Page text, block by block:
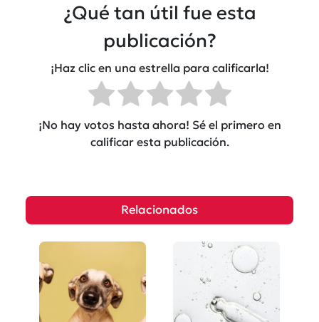
¿Qué tan útil fue esta
publicación?
¡Haz clic en una estrella para calificarla!
¡No hay votos hasta ahora! Sé el primero en
calificar esta publicación.
Relacionados